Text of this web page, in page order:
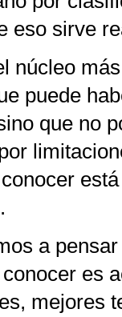
eso sirve
núcleo
puede
que no
a
es
mejores